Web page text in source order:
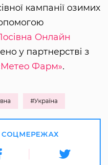
кампанії озимих
Онлайн
у партнерстві з
Фарм».
#Україна
СОЦМЕРЕЖАХ